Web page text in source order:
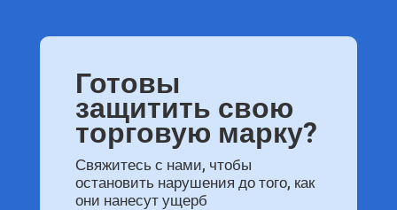
Готовы
защитить свою
торговую марку?
Свяжитесь с нами, чтобы
остановить нарушения до того, как
они нанесут ущерб